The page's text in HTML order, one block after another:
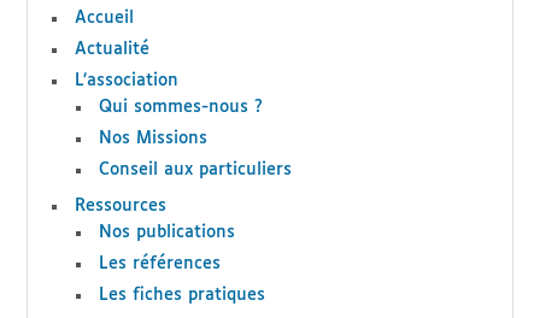
Accueil
Actualité
L’association
Qui sommes-nous ?
Nos Missions
Conseil aux particuliers
Ressources
Nos publications
Les références
Les fiches pratiques